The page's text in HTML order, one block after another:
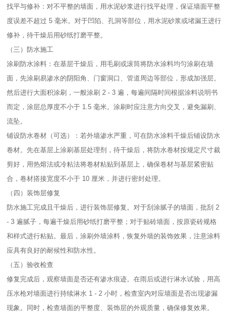
找平与修补：对不平整的墙面，用水泥砂浆进行找平处理，保证墙面平整
度误差不超过 5 毫米。对于凹陷、孔洞等部位，用水泥砂浆或堵漏王进行
修补，待干燥后用砂纸打磨平整。​
（三）防水施工​
涂刷防水涂料：在基层干燥后，用毛刷或滚筒将防水涂料均匀涂刷在墙
面，先涂刷易渗水的阴阳角、门窗洞口、管道周边等部位，形成加强层。
然后进行大面积涂刷，一般涂刷 2 - 3 遍，每遍间隔时间根据涂料说明书
而定，涂层总厚度不小于 1.5 毫米。涂刷时应注意方向交叉，避免漏刷、
流坠。​
铺设防水卷材（可选）：若外墙渗水严重，可在防水涂料干燥后铺设防水
卷材。先在基层上涂刷基层处理剂，待干燥后，将防水卷材按规定尺寸裁
剪好，用热熔法或冷粘法将卷材粘贴到基层上，确保卷材与基层紧密贴
合，卷材搭接宽度不小于 10 厘米，并进行密封处理。​
（四）装饰层修复​
防水施工完成且干燥后，进行装饰层修复。对于刮涂腻子的墙面，批刮 2
- 3 遍腻子，每遍干燥后用砂纸打磨平整；对于贴砖墙面，按原瓷砖规格
和样式进行粘贴。最后，涂刷外墙涂料，恢复外墙的装饰效果，注意涂料
应具有良好的耐候性和防水性。​
（五）验收检查​
修复完成后，观察墙面是否还有渗水痕迹。在雨后或进行淋水试验，用高
压水枪对墙面进行持续淋水 1 - 2 小时，检查室内对应墙面是否出现渗漏
现象。同时，检查墙面的平整度、装饰层的外观质量，确保修复效果。​